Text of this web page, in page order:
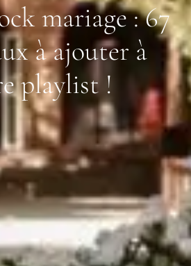
mariage : 67
à ajouter à
playlist !